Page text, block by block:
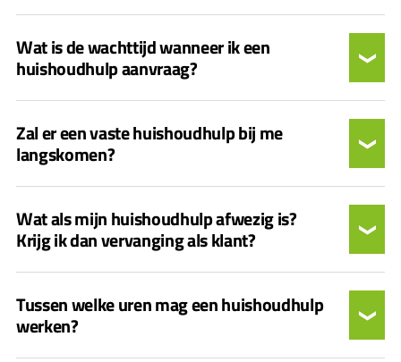
Wat is de wachttijd wanneer ik een
huishoudhulp aanvraag?
Zal er een vaste huishoudhulp bij me
langskomen?
Wat als mijn huishoudhulp afwezig is?
Krijg ik dan vervanging als klant?
Tussen welke uren mag een huishoudhulp
werken?